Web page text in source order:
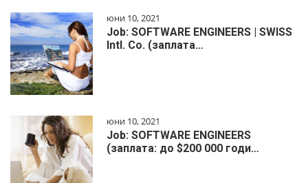
юни 10, 2021
Job: SOFTWARE ENGINEERS | SWISS
Intl. Co. (заплата…
юни 10, 2021
Job: SOFTWARE ENGINEERS
(заплата: до $200 000 годи…